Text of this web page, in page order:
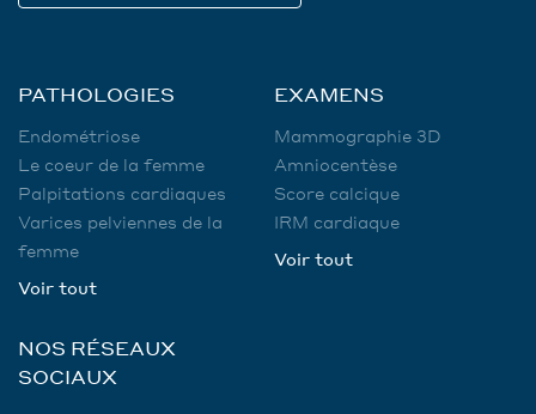
PATHOLOGIES
Endométriose
Le coeur de la femme
Palpitations cardiaques
Varices pelviennes de la
femme
Voir tout
EXAMENS
Mammographie 3D
Amniocentèse
Score calcique
IRM cardiaque
Voir tout
NOS RÉSEAUX
SOCIAUX